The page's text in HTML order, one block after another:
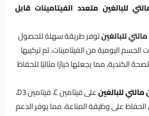
للبالغين متعدد الفيتامينات قابل
للبالغينتوفر طريقة سهلة للحصول
الجسم اليومية من الفيتامينات. تم تركيبها
الكندية، مما يجعلها خيارًا مثاليًا للحفاظ
للبالغين
على فيتامين C، فيتامين D3،
على وظيفة المناعة، مما يوفر الدعم